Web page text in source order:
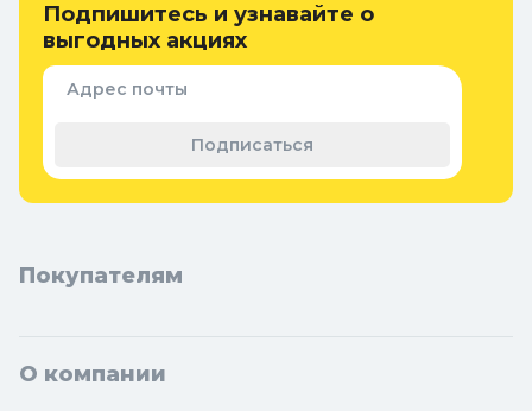
Подпишитесь и узнавайте о
выгодных акциях
Адрес почты
Подписаться
Покупателям
О компании